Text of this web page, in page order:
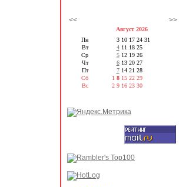
<< >>
Август 2026
Пн
Вт
Ср
Чт
Пт
Сб
Вс
3 10 17 24 31
4 11 18 25
5 12 19 26
6 13 20 27
7 14 21 28
1 8 15 22 29
2 9 16 23 30